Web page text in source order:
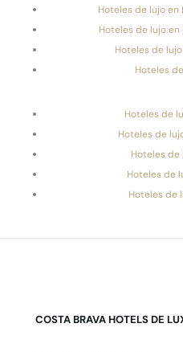
Hoteles de lujo en
Hoteles de lujo
Hoteles de
Hoteles
Hoteles de
Hoteles de
Hoteles de
Hoteles de
Hoteles de
COSTA BRAVA HOTELS DE